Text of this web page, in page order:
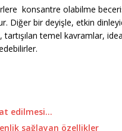
konsantre olabilme
Diğer bir deyişle, etkin
tartışılan temel kavramlar,
edilmesi…
sağlayan özellikler